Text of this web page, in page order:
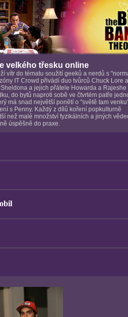
velkého třesku online
vítr do tématu soužití geeků a nerdů s
IT Crowd přivádí duo tvůrců Chuck Lore
a jejich přátele Howarda a Rajeshe
do bytů naproti sobě ve čtvrtém patře
má snad největší ponětí o "světě tam
s Penny. Každý z dílů koření popkulturně
než malé množství fyzikálních a jiných
úspěšně do praxe.